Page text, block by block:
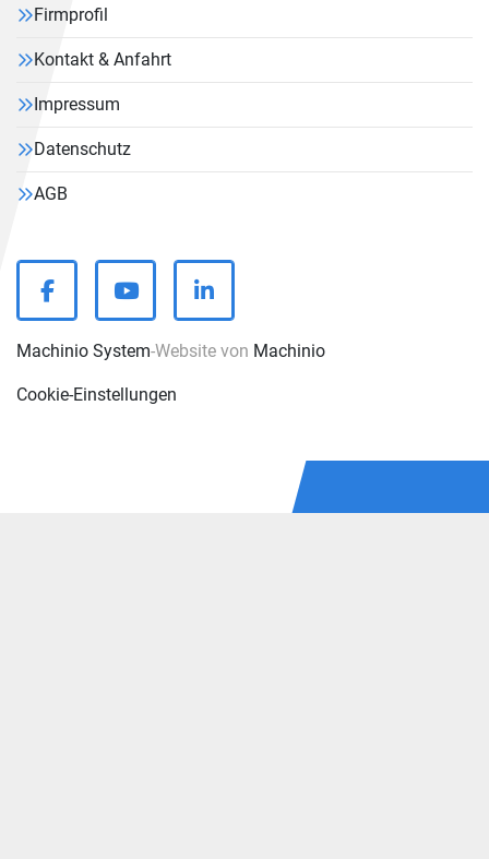
Firmprofil
Kontakt & Anfahrt
Impressum
Datenschutz
AGB
facebookyoutubelinkedin
Machinio System-Website von Machinio
Cookie-Einstellungen